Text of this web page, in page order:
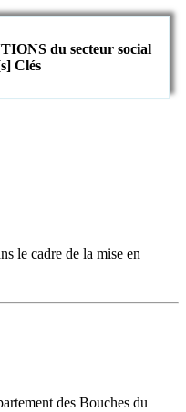
du secteur social
Clés
le cadre de la mise en
des Bouches du